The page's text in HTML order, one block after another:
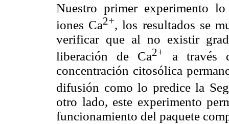
Nuestro primer experimento
iones Ca2+, los resultados se
verificar que al no existir
liberación de Ca2+
a través
concentración citosólica
difusión como lo predice la
otro lado, este experimento
funcionamiento del paquete